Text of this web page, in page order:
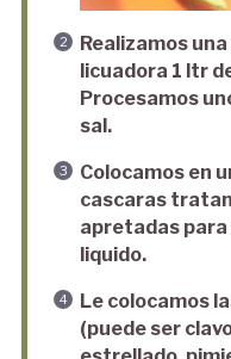
Realizamos
licuadora 1 ltr
Procesamos
sal.
Colocamos en
cascaras
apretadas para
liquido.
Le colocamos
(puede ser